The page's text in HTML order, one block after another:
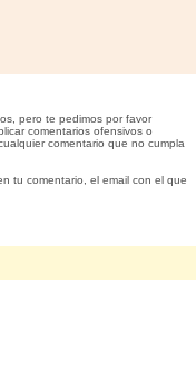
pero te pedimos por favor
comentarios ofensivos o
comentario que no cumpla
tu comentario, el email con el que